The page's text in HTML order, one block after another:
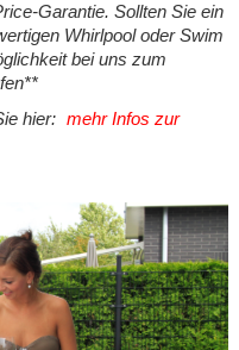
Garantie. Sollten Sie ein
Whirlpool oder Swim
bei uns zum
hier: mehr Infos zur